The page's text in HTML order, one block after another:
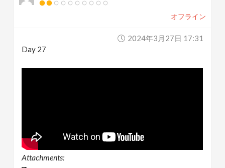
オフライン
2024年3月27日 17:31
Day 27
Attachments: